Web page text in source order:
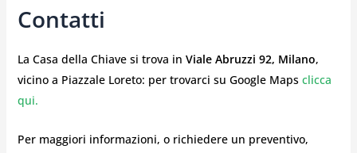
Contatti
La Casa della Chiave si trova in Viale Abruzzi 92, Milano,
vicino a Piazzale Loreto: per trovarci su Google Mapsclicca
qui.
Per maggiori informazioni, o richiedere un preventivo,